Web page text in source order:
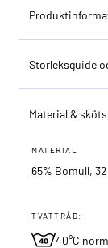
Storleksguide
Material &
MATERIAL
65% Bomull,
TVÄTTRÅD:
40°C